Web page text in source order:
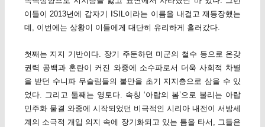
이들이 2013년에 갑자기 ISIL이라는 이름을 내걸고 재등장했는
데, 이번에는 상황이 이들에게 대단히 유리하게 흘러갔다.
첫째는 지지 기반이다. 장기 주둔하던 미군의 철수 등으로 온갖
권력 공백과 혼란이 커진 와중에 소수파로서 더욱 사회적 차별
을 받던 수니파 무슬림들의 불만을 초기 지지층으로 삼을 수 있
었다. 그리고 둘째는 영토다. 속칭 ‘아랍의 봄’으로 불리는 아랍
민주화 물결 와중에 시작되었던 비극적인 시리아 내전이 서방세
계의 소극적 개입 의지 속에 장기화되고 있는 틈을 타서, 그들은